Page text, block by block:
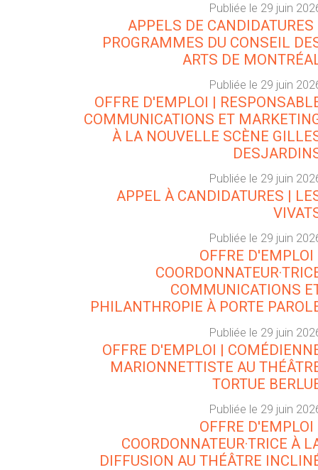
Publiée le 29 juin
APPELS DE CANDIDATURES
PROGRAMMES DU CONSEIL
ARTS DE
Publiée le 29 juin
OFFRE D'EMPLOI |
COMMUNICATIONS ET
À LA NOUVELLE SCÈNE
Publiée le 29 juin
APPEL À CANDIDATURES |
Publiée le 29 juin
OFFRE D'EMPLOI
COMMUNICATIONS
PHILANTHROPIE À PORTE
Publiée le 29 juin
OFFRE D'EMPLOI |
MARIONNETTISTE AU
TORTUE
Publiée le 29 juin
OFFRE D'EMPLOI
COORDONNATEUR·TRICE À
DIFFUSION AU THÉÂTRE